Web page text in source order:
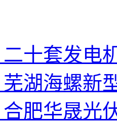
二十套发电
芜湖海螺新
合肥华晟光